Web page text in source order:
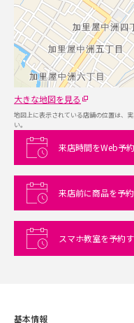
大きな地図を見る
地図上に表示されている店舗の位置は、
い。
来店時間をWeb予
来店前に商品を予
スマホ教室を予約
基本情報